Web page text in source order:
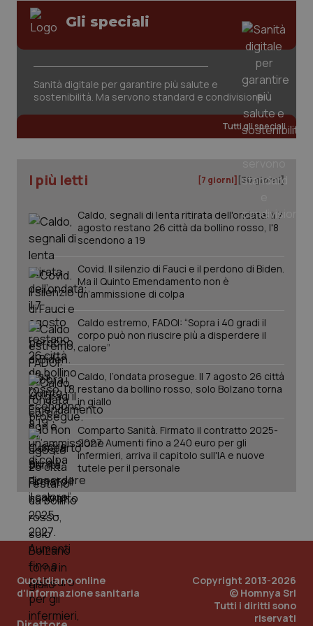
Salute orale & impianti
Sangue & coagulazione
Tiroide
Tumori gastrointestinali
Ulcera & Reflusso
Vaccini
Gli speciali
Sanità digitale per garantire più salute e
sostenibilità. Ma servono standard e condivisione
Tutti gli speciali
I più letti [7 giorni] [30 giorni]
Caldo, segnali di lenta ritirata dell'ondata: il 7
agosto restano 26 città da bollino rosso, l'8
scendono a 19
Covid. Il silenzio di Fauci e il perdono di Biden.
Ma il Quinto Emendamento non è
un’ammissione di colpa
Caldo estremo, FADOI: “Sopra i 40 gradi il
corpo può non riuscire più a disperdere il
calore”
Caldo, l’ondata prosegue. Il 7 agosto 26 città
restano da bollino rosso, solo Bolzano torna
in giallo
Comparto Sanità. Firmato il contratto 2025-
2027. Aumenti fino a 240 euro per gli
infermieri, arriva il capitolo sull'IA e nuove
tutele per il personale
Quotidiano online
d'informazione sanitaria
Copyright 2013-2026
© Homnya Srl
Tutti i diritti sono
riservati
VISITOR_PRIVACY_METADATA
CookieScriptConsent
tracking-sites-ironfish-
tracking-enable
tracking-sites-ironfish-
session-id
Google LLC
.quotidianosanita.it
1
mese